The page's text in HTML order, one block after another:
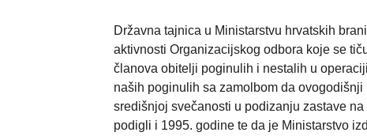
Državna tajnica u Ministarstvu hrvatskih
aktivnosti Organizacijskog odbora koje se
članova obitelji poginulih i nestalih u
naših poginulih sa zamolbom da
središnjoj svečanosti u podizanju zastave
podigli i 1995. godine te da je Ministarstvo